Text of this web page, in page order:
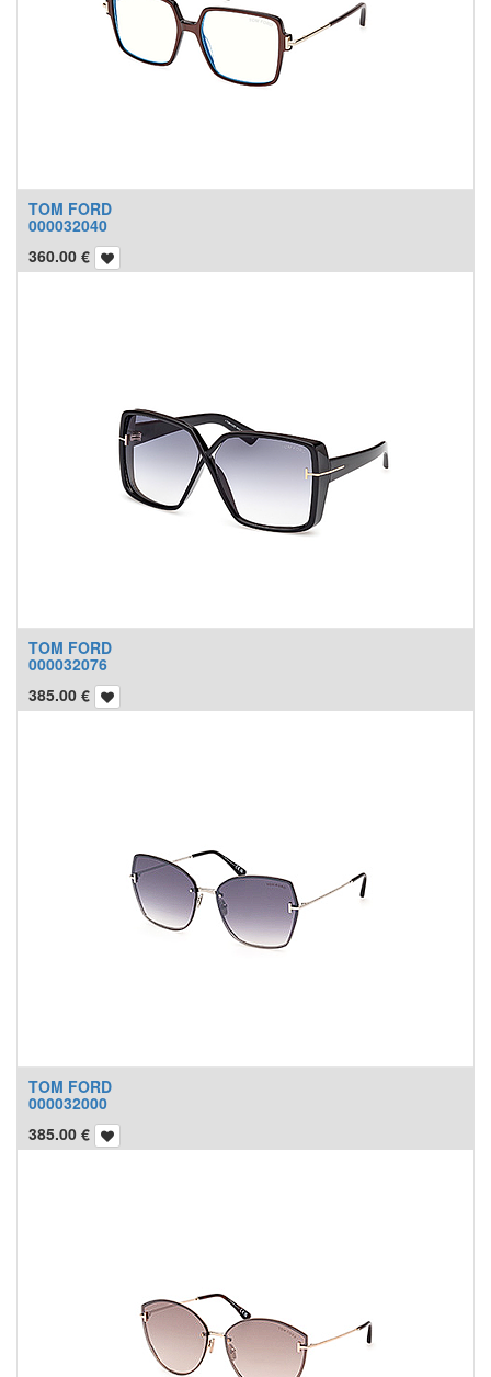
TOM FORD
000032040
360.00 €
TOM FORD
000032076
385.00 €
TOM FORD
000032000
385.00 €